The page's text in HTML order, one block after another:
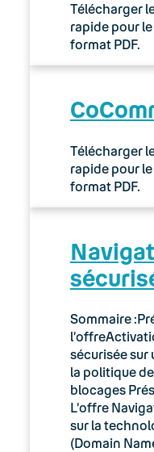
Télécharger
rapide pour
format PDF.
Télécharger
rapide pour
format PDF.
Sommaire
sécurisée
la politique
blocages
L’offre
sur la
(Domain